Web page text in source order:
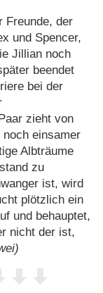
Freunde, der
und Spencer,
Jillian noch
beendet
bei der
zieht von
einsamer
Albträume
zu
ist, wird
plötzlich ein
und behauptet,
nicht der ist,